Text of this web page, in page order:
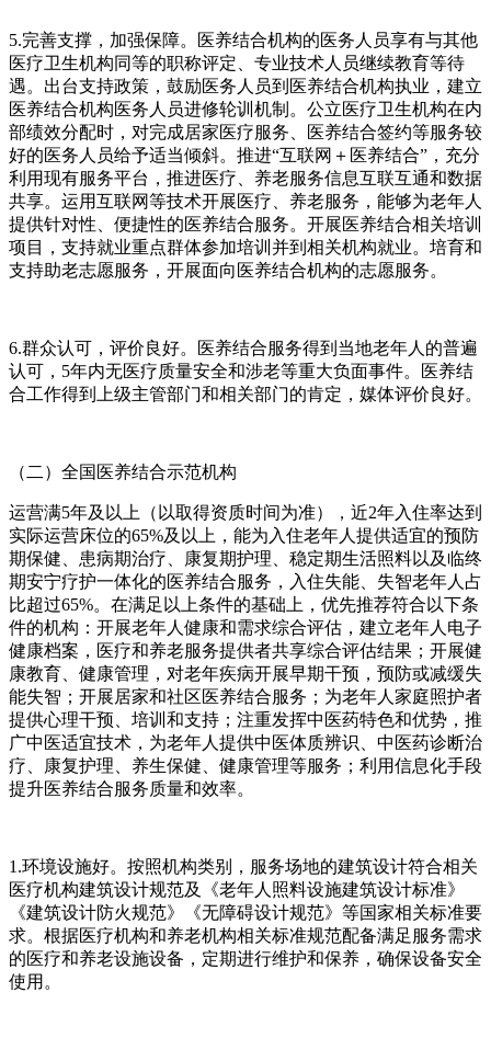
5.完善支撑，加强保障。医养结合机构的医务人员享有与其他
医疗卫生机构同等的职称评定、专业技术人员继续教育等待
遇。出台支持政策，鼓励医务人员到医养结合机构执业，建立
医养结合机构医务人员进修轮训机制。公立医疗卫生机构在内
部绩效分配时，对完成居家医疗服务、医养结合签约等服务较
好的医务人员给予适当倾斜。推进“互联网＋医养结合”，充分
利用现有服务平台，推进医疗、养老服务信息互联互通和数据
共享。运用互联网等技术开展医疗、养老服务，能够为老年人
提供针对性、便捷性的医养结合服务。开展医养结合相关培训
项目，支持就业重点群体参加培训并到相关机构就业。培育和
支持助老志愿服务，开展面向医养结合机构的志愿服务。
6.群众认可，评价良好。医养结合服务得到当地老年人的普遍
认可，5年内无医疗质量安全和涉老等重大负面事件。医养结
合工作得到上级主管部门和相关部门的肯定，媒体评价良好。
（二）全国医养结合示范机构
运营满5年及以上（以取得资质时间为准），近2年入住率达到
实际运营床位的65%及以上，能为入住老年人提供适宜的预防
期保健、患病期治疗、康复期护理、稳定期生活照料以及临终
期安宁疗护一体化的医养结合服务，入住失能、失智老年人占
比超过65%。在满足以上条件的基础上，优先推荐符合以下条
件的机构：开展老年人健康和需求综合评估，建立老年人电子
健康档案，医疗和养老服务提供者共享综合评估结果；开展健
康教育、健康管理，对老年疾病开展早期干预，预防或减缓失
能失智；开展居家和社区医养结合服务；为老年人家庭照护者
提供心理干预、培训和支持；注重发挥中医药特色和优势，推
广中医适宜技术，为老年人提供中医体质辨识、中医药诊断治
疗、康复护理、养生保健、健康管理等服务；利用信息化手段
提升医养结合服务质量和效率。
1.环境设施好。按照机构类别，服务场地的建筑设计符合相关
医疗机构建筑设计规范及《老年人照料设施建筑设计标准》
《建筑设计防火规范》《无障碍设计规范》等国家相关标准要
求。根据医疗机构和养老机构相关标准规范配备满足服务需求
的医疗和养老设施设备，定期进行维护和保养，确保设备安全
使用。